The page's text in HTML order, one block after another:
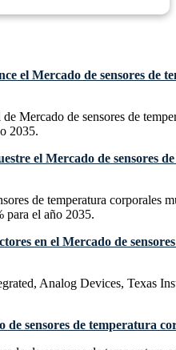
el Mercado de sensores de
Mercado de sensores de
2035.
el Mercado de sensores
de temperatura corporales
para el año 2035.
en el Mercado de
Analog Devices, Texas
sensores de temperatura